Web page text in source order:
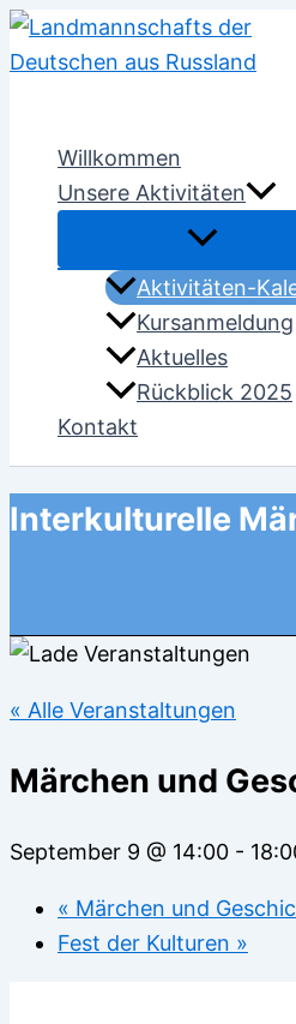
Zum
Inhalt
Willkommen
Unsere Aktivitäten
Aktivitäten-
Kursanmeldung
Aktuelles
Rückblick 2025
Kontakt
Interkulturelle
« Alle Veranstaltungen
Märchen und
September 9 @ 14:00 -
« Märchen und
Fest der Kulturen »